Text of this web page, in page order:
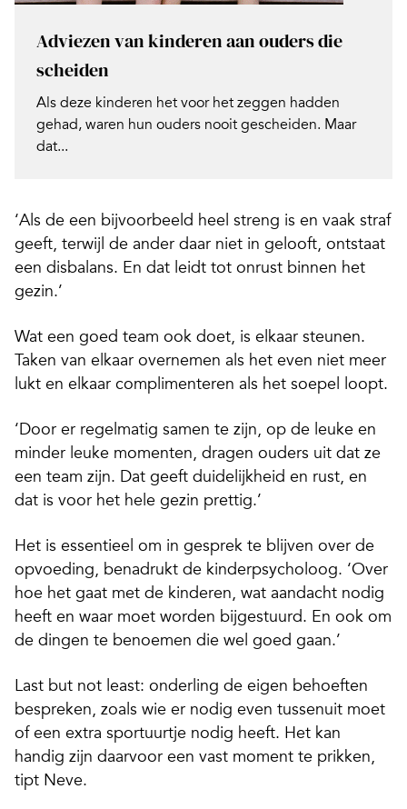
Adviezen van kinderen aan ouders die
scheiden
Als deze kinderen het voor het zeggen hadden
gehad, waren hun ouders nooit gescheiden. Maar
dat...
‘Als de een bijvoorbeeld heel streng is en vaak straf
geeft, terwijl de ander daar niet in gelooft, ontstaat
een disbalans. En dat leidt tot onrust binnen het
gezin.’
Wat een goed team ook doet, is elkaar steunen.
Taken van elkaar overnemen als het even niet meer
lukt en elkaar complimenteren als het soepel loopt.
‘Door er regelmatig samen te zijn, op de leuke en
minder leuke momenten, dragen ouders uit dat ze
een team zijn. Dat geeft duidelijkheid en rust, en
dat is voor het hele gezin prettig.’
Het is essentieel om in gesprek te blijven over de
opvoeding, benadrukt de kinderpsycholoog. ‘Over
hoe het gaat met de kinderen, wat aandacht nodig
heeft en waar moet worden bijgestuurd. En ook om
de dingen te benoemen die wel goed gaan.’
Last but not least: onderling de eigen behoeften
bespreken, zoals wie er nodig even tussenuit moet
of een extra sportuurtje nodig heeft. Het kan
handig zijn daarvoor een vast moment te prikken,
tipt Neve.